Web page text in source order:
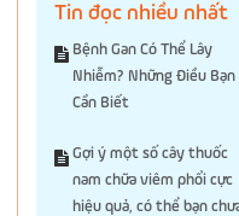
Tin đọc nhiều nhất
Bệnh Gan Có Thể Lây
Nhiễm? Những Điều Bạn
Cần Biết
Gợi ý một số cây thuốc
nam chữa viêm phổi cực
hiệu quả, có thể bạn